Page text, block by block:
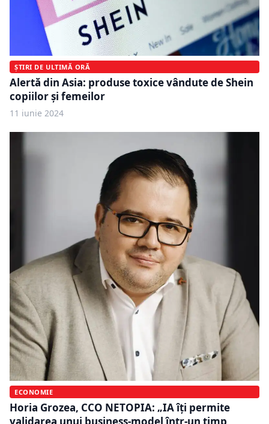
ȘTIRI DE ULTIMĂ ORĂ
Alertă din Asia: produse toxice vândute de Shein
copiilor și femeilor
11 iunie 2024
ECONOMIE
Horia Grozea, CCO NETOPIA: „IA îți permite